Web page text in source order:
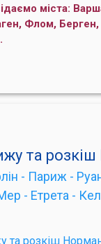
міста:
Флом,
та розкіш
- Париж -
- Етрета -